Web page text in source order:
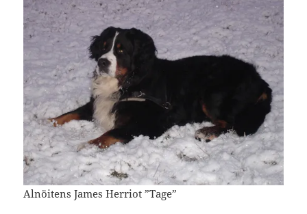
Alnöitens James Herriot ”Tage”